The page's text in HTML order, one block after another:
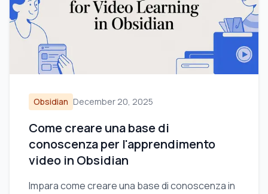
Obsidian December 20, 2025
Come creare una base di
conoscenza per l'apprendimento
video in Obsidian
Impara come creare una base di conoscenza in